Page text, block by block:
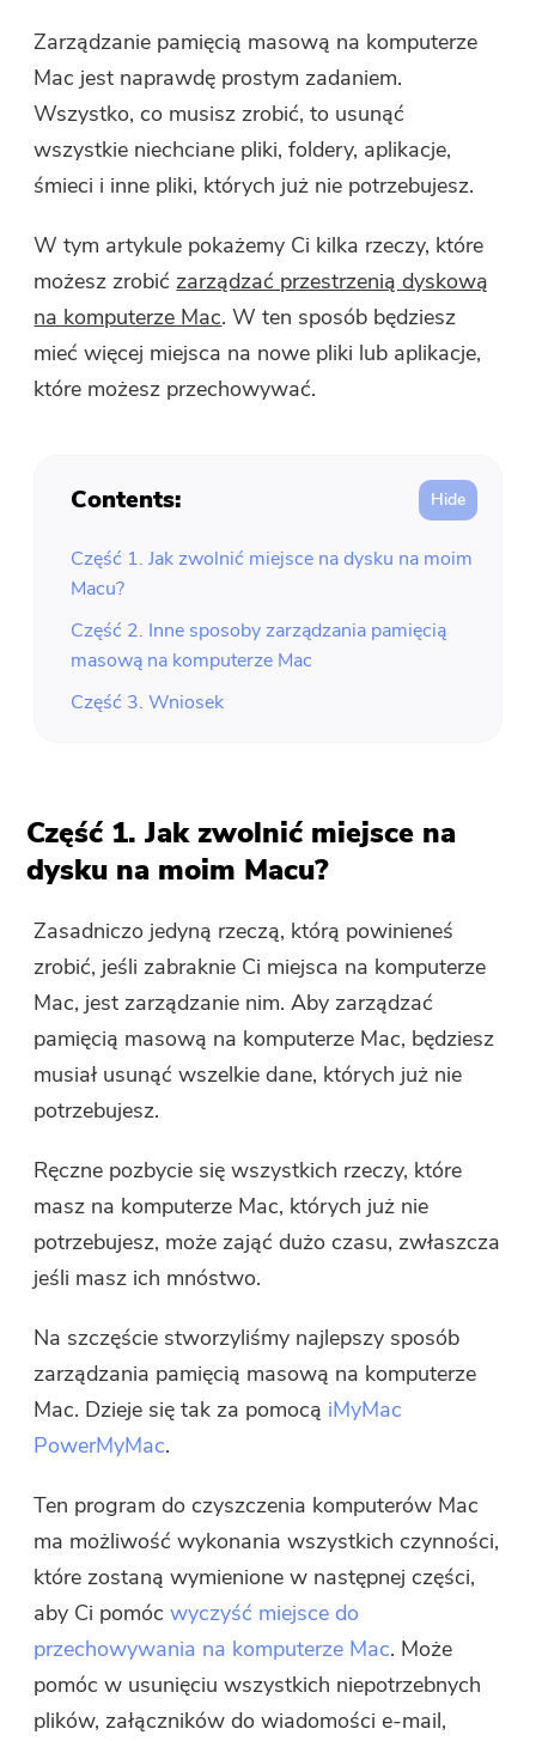
Zarządzanie pamięcią masową na komputerze
Mac jest naprawdę prostym zadaniem.
Wszystko, co musisz zrobić, to usunąć
wszystkie niechciane pliki, foldery, aplikacje,
śmieci i inne pliki, których już nie potrzebujesz.
W tym artykule pokażemy Ci kilka rzeczy, które
możesz zrobićzarządzać przestrzenią dyskową
na komputerze Mac. W ten sposób będziesz
mieć więcej miejsca na nowe pliki lub aplikacje,
które możesz przechowywać.
Contents:
Część 1. Jak zwolnić miejsce na dysku na moim
Macu?
Część 2. Inne sposoby zarządzania pamięcią
masową na komputerze Mac
Część 3. Wniosek
Część 1. Jak zwolnić miejsce na
dysku na moim Macu?
Zasadniczo jedyną rzeczą, którą powinieneś
zrobić, jeśli zabraknie Ci miejsca na komputerze
Mac, jest zarządzanie nim. Aby zarządzać
pamięcią masową na komputerze Mac, będziesz
musiał usunąć wszelkie dane, których już nie
potrzebujesz.
Ręczne pozbycie się wszystkich rzeczy, które
masz na komputerze Mac, których już nie
potrzebujesz, może zająć dużo czasu, zwłaszcza
jeśli masz ich mnóstwo.
Na szczęście stworzyliśmy najlepszy sposób
zarządzania pamięcią masową na komputerze
Mac. Dzieje się tak za pomocą iMyMac
PowerMyMac.
Ten program do czyszczenia komputerów Mac
ma możliwość wykonania wszystkich czynności,
które zostaną wymienione w następnej części,
aby Ci pomócwyczyść miejsce do
przechowywania na komputerze Mac. Może
pomóc w usunięciu wszystkich niepotrzebnych
plików, załączników do wiadomości e-mail,